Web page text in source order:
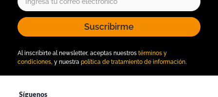
Suscribirme
Al inscribirte al newsletter, aceptas nuestros términos y
condiciones, y nuestra política de tratamiento de información.